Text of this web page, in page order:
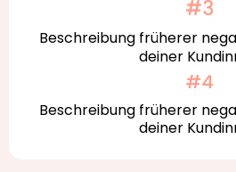
Beschreibung früherer
deiner
Beschreibung früherer
deiner